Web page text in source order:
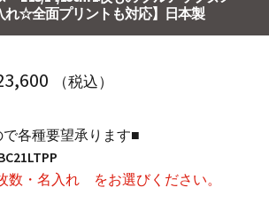
れ☆全面プリントも対応】日本製
価
帯:
￥ 1,540
（税込）
各種要望承ります■
数・名入れ をお選びください。